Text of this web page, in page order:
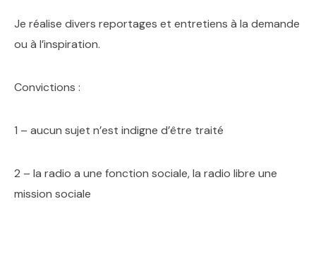
Je réalise divers reportages et entretiens à la demande
ou à l’inspiration.
Convictions :
1 – aucun sujet n’est indigne d’être traité
2 – la radio a une fonction sociale, la radio libre une
mission sociale